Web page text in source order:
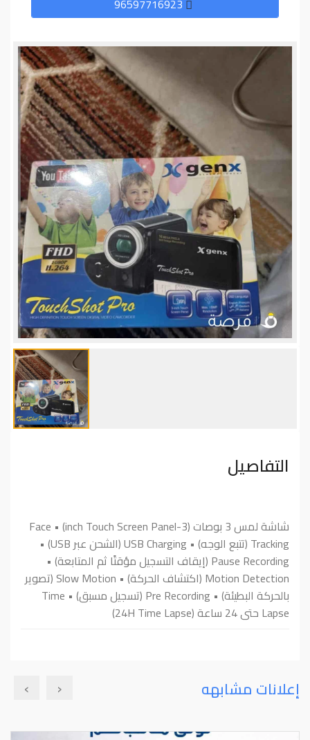
التفاصيل
شاشة لمس 3 بوصات (3-inch Touch Screen Panel) • Face
Tracking (تتبع الوجه) • USB Charging (الشحن عبر USB) •
Pause Recording (إيقاف التسجيل مؤقتًا ثم المتابعة) •
Motion Detection (اكتشاف الحركة) • Slow Motion (تصوير
بالحركة البطيئة) • Pre Recording (تسجيل مسبق) • Time
Lapse حتى 24 ساعة (24H Time Lapse)
إعلانات مشابهه ‹
›